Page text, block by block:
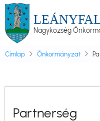
Ugrás
tartalomraNagyközség
Címlap Önkormányzat
Partnerség